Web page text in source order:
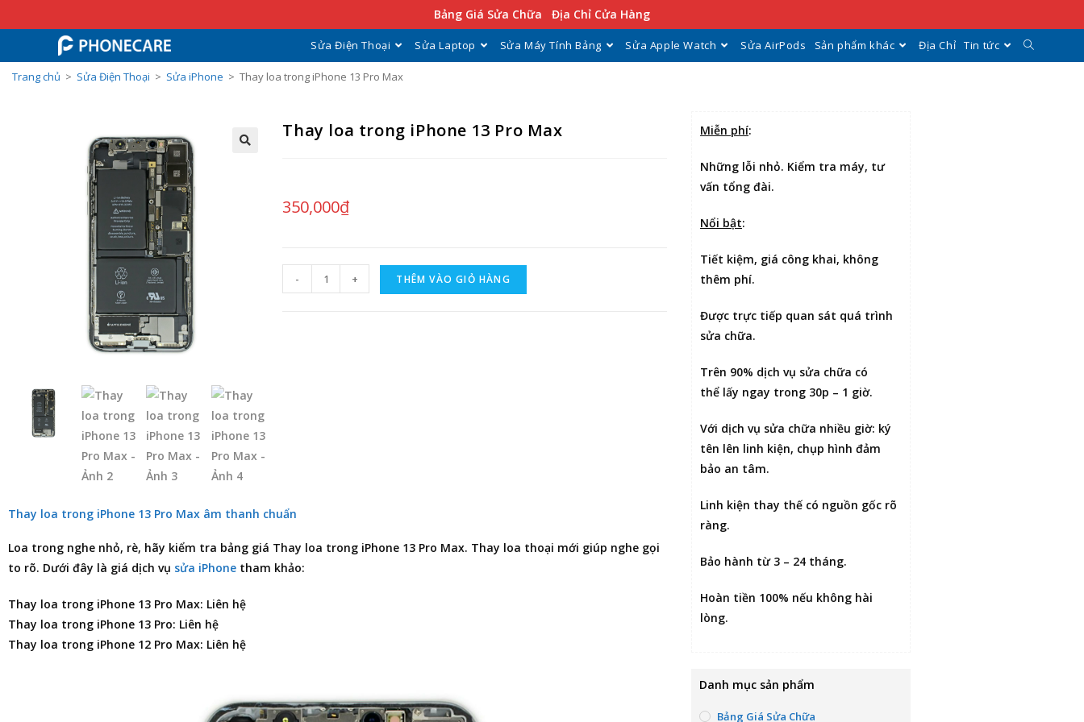
Bảng Giá Sửa Chữa Địa Chỉ Cửa Hàng
Sửa Điện Thoại Sửa Laptop Sửa Máy Tính Bảng Sửa Apple Watch Sửa AirPods Sản phẩm khác Địa Chỉ Tin tức
Trang chủ > Sửa Điện Thoại > Sửa iPhone > Thay loa trong iPhone 13 Pro Max
Thay loa trong iPhone 13 Pro Max
350,000₫
- + THÊM VÀO GIỎ HÀNG
Thay loa trong iPhone 13 Pro Max âm thanh chuẩn
Loa trong nghe nhỏ, rè, hãy kiểm tra bảng giá Thay loa trong iPhone 13 Pro Max. Thay loa thoại mới giúp nghe gọi
to rõ. Dưới đây là giá dịch vụ sửa iPhone tham khảo:
Thay loa trong iPhone 13 Pro Max: Liên hệ
Thay loa trong iPhone 13 Pro: Liên hệ
Thay loa trong iPhone 12 Pro Max: Liên hệ
Miễn phí:
Những lỗi nhỏ. Kiểm tra máy, tư
vấn tổng đài.
Nổi bật:
Tiết kiệm, giá công khai, không
thêm phí.
Được trực tiếp quan sát quá trình
sửa chữa.
Trên 90% dịch vụ sửa chữa có
thể lấy ngay trong 30p – 1 giờ.
Với dịch vụ sửa chữa nhiều giờ: ký
tên lên linh kiện, chụp hình đảm
bảo an tâm.
Linh kiện thay thế có nguồn gốc rõ
ràng.
Bảo hành từ 3 – 24 tháng.
Hoàn tiền 100% nếu không hài
lòng.
Danh mục sản phẩm
Bảng Giá Sửa Chữa